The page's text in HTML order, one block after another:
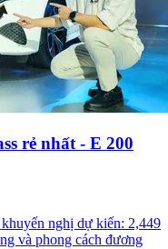
rẻ nhất - E 200
nghị dự kiến: 2,449
và phong cách đương